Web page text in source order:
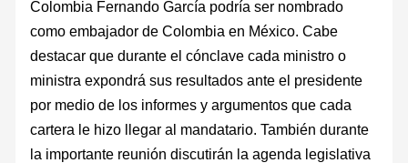
Colombia Fernando García podría ser nombrado
como embajador de Colombia en México. Cabe
destacar que durante el cónclave cada ministro o
ministra expondrá sus resultados ante el presidente
por medio de los informes y argumentos que cada
cartera le hizo llegar al mandatario. También durante
la importante reunión discutirán la agenda legislativa